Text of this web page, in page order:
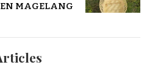
MAGELANG